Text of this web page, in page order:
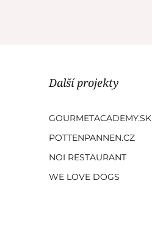
Další projekty
GOURMETACADEMY.SK
POTTENPANNEN.CZ
NOI RESTAURANT
WE LOVE DOGS